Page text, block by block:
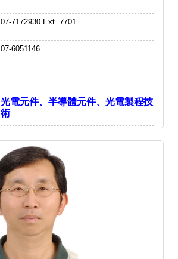
07-7172930 Ext. 7701
07-6051146
光電元件、半導體元件、光電製程技
術